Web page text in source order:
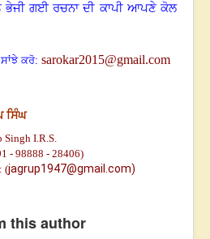
ਭੇਜੀ ਗਈ ਰਚਨਾ ਦੀ ਕਾਪੀ ਆਪਣੇ ਕੋਲ
ਕਰੋ: sarokar2015@gmail.com
ਸਿੰਘ
Singh I.R.S.
- 98888 - 28406)
(jagrup1947@gmail.com)
this author